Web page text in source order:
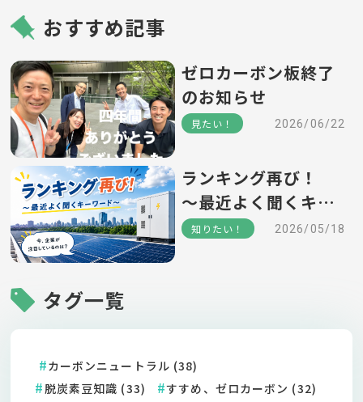
おすすめ記事
ゼロカーボン板終了
のお知らせ
見たい！ 2026/06/22
ランキング再び！
～最近よく聞くキー
ワード～
知りたい！ 2026/05/18
タグ一覧
カーボンニュートラル (38)
脱炭素豆知識 (33)
すすめ、ゼロカーボン (32)